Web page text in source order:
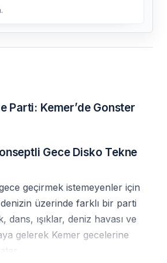
Parti: Kemer’de Gonster
Gece Disko Tekne
geçirmek istemeyenler için
üzerinde farklı bir parti
dans, ışıklar, deniz havası ve
gelerek Kemer gecelerine